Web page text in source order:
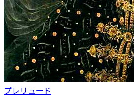
プレリュード